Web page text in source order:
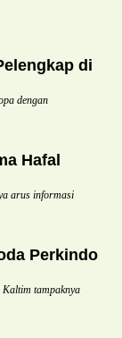
di
dengan
Hafal
arus informasi
Perkindo
tampaknya